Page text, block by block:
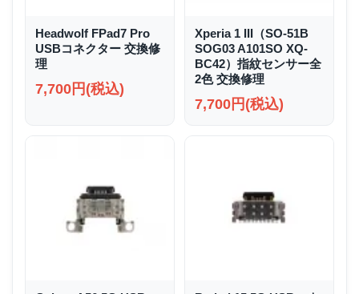
Headwolf FPad7 Pro
USBコネクター 交換修
理
7,700円(税込)
Xperia 1 III（SO-51B
SOG03 A101SO XQ-
BC42）指紋センサー全
2色 交換修理
7,700円(税込)